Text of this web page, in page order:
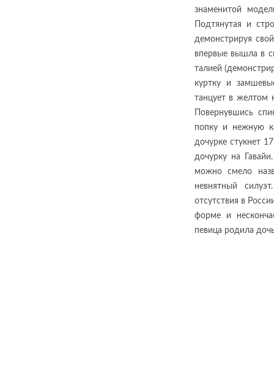
знаменитой
Подтянутая и
демонстрируя
впервые вышла в
талией
куртку и
танцует в желтом
Повернувшись
попку и нежную
дочурке стукнет
дочурку на
можно смело
невнятный
отсутствия в
форме и
певица родила